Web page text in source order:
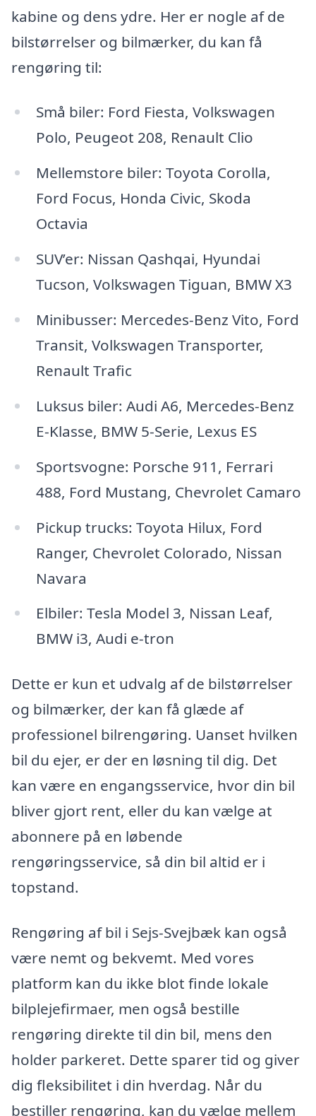
kabine og dens ydre. Her er nogle af de
bilstørrelser og bilmærker, du kan få
rengøring til:
Små biler: Ford Fiesta, Volkswagen
Polo, Peugeot 208, Renault Clio
Mellemstore biler: Toyota Corolla,
Ford Focus, Honda Civic, Skoda
Octavia
SUV’er: Nissan Qashqai, Hyundai
Tucson, Volkswagen Tiguan, BMW X3
Minibusser: Mercedes-Benz Vito, Ford
Transit, Volkswagen Transporter,
Renault Trafic
Luksus biler: Audi A6, Mercedes-Benz
E-Klasse, BMW 5-Serie, Lexus ES
Sportsvogne: Porsche 911, Ferrari
488, Ford Mustang, Chevrolet Camaro
Pickup trucks: Toyota Hilux, Ford
Ranger, Chevrolet Colorado, Nissan
Navara
Elbiler: Tesla Model 3, Nissan Leaf,
BMW i3, Audi e-tron
Dette er kun et udvalg af de bilstørrelser
og bilmærker, der kan få glæde af
professionel bilrengøring. Uanset hvilken
bil du ejer, er der en løsning til dig. Det
kan være en engangsservice, hvor din bil
bliver gjort rent, eller du kan vælge at
abonnere på en løbende
rengøringsservice, så din bil altid er i
topstand.
Rengøring af bil i Sejs-Svejbæk kan også
være nemt og bekvemt. Med vores
platform kan du ikke blot finde lokale
bilplejefirmaer, men også bestille
rengøring direkte til din bil, mens den
holder parkeret. Dette sparer tid og giver
dig fleksibilitet i din hverdag. Når du
bestiller rengøring, kan du vælge mellem